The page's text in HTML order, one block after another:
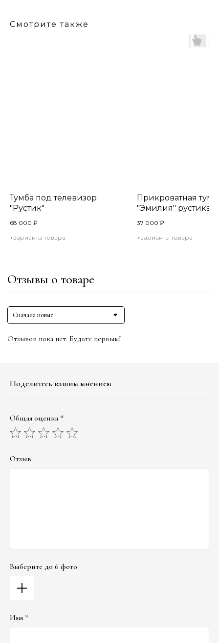
Смотрите также
Тумба под телевизор
"Рустик"
68 000 ₽
+варианты товара
Прикроватная
"Эмилия"
37 000 ₽
+варианты товара
Отзывы о товаре
Сначала новые
Отзывов пока нет. Будьте первым!
Поделитесь вашим мнением
Общая оценка *
Отзыв
Выберите до 6 фото
Имя *